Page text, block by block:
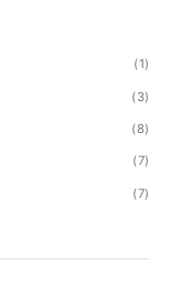
(1)
(3)
(8)
(7)
(7)